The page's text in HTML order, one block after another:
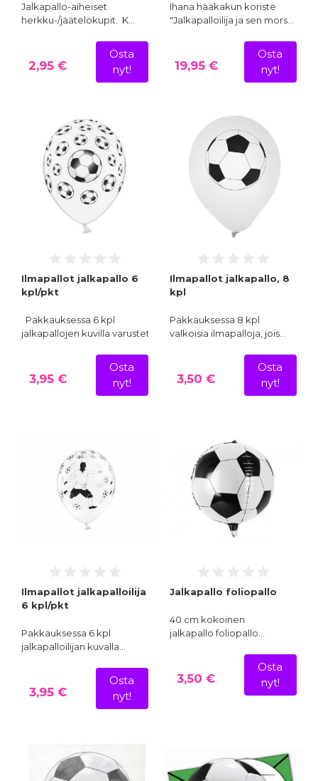
Jalkapallo-aiheiset
herkku-/jäätelökupit. K…
2,95 €
Osta
nyt!
Ihana hääkakun koriste
"Jalkapalloilija ja sen mors…
19,95 €
Osta
nyt!
Ilmapallot jalkapallo 6
kpl/pkt
Pakkauksessa 6 kpl
jalkapallojen kuvilla varustet…
3,95 €
Osta
nyt!
Ilmapallot jalkapallo, 8
kpl
Pakkauksessa 8 kpl
valkoisia ilmapalloja, jois…
3,50 €
Osta
nyt!
Ilmapallot jalkapalloilija
6 kpl/pkt
Pakkauksessa 6 kpl
jalkapalloilijan kuvalla…
3,95 €
Osta
nyt!
Jalkapallo foliopallo
40 cm kokoinen
jalkapallo foliopallo…
3,50 €
Osta
nyt!